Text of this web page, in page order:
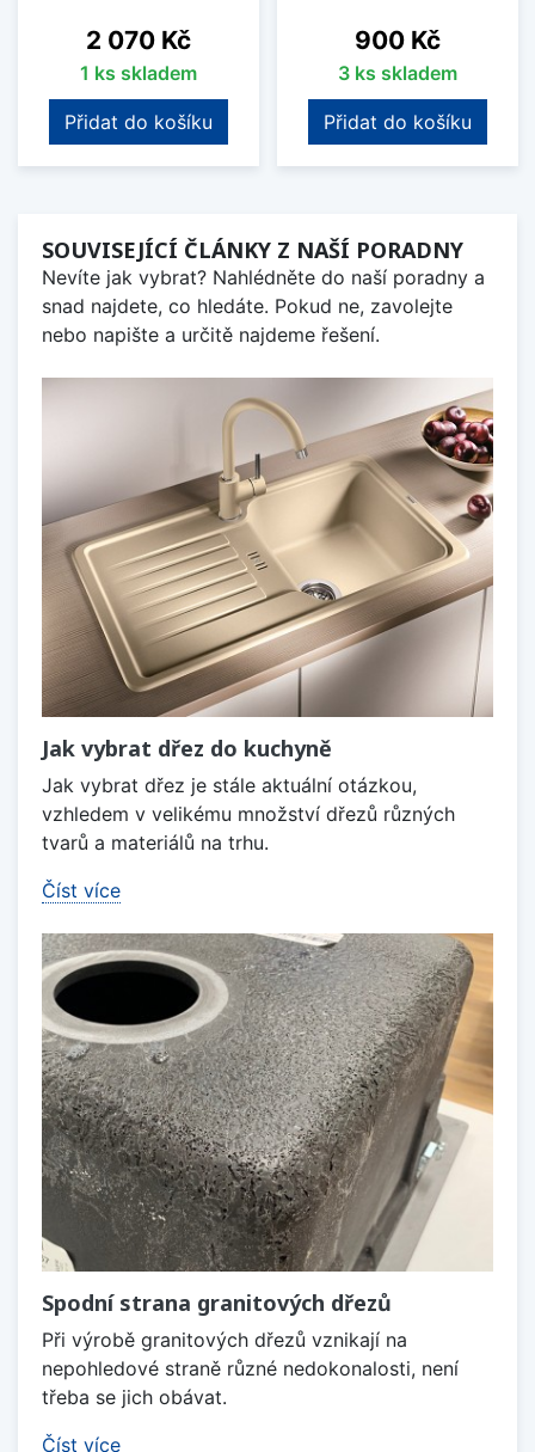
Cena
2 070 Kč
1 ks skladem
Přidat do košíku
Cena
900 Kč
3 ks skladem
Přidat do košíku
SOUVISEJÍCÍ ČLÁNKY Z NAŠÍ PORADNY
Nevíte jak vybrat? Nahlédněte do naší poradny a
snad najdete, co hledáte. Pokud ne, zavolejte
nebo napište a určitě najdeme řešení.
Jak vybrat dřez do kuchyně
Jak vybrat dřez je stále aktuální otázkou,
vzhledem v velikému množství dřezů různých
tvarů a materiálů na trhu.
Číst více
Spodní strana granitových dřezů
Při výrobě granitových dřezů vznikají na
nepohledové straně různé nedokonalosti, není
třeba se jich obávat.
Číst více